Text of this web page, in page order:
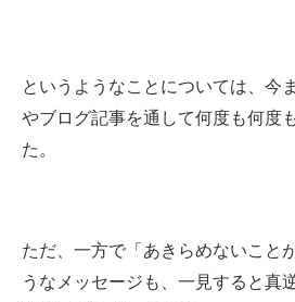
というようなことについては、今
やブログ記事を通して何度も何度
た。
ただ、一方で「あきらめないこと
うなメッセージも、一見すると真